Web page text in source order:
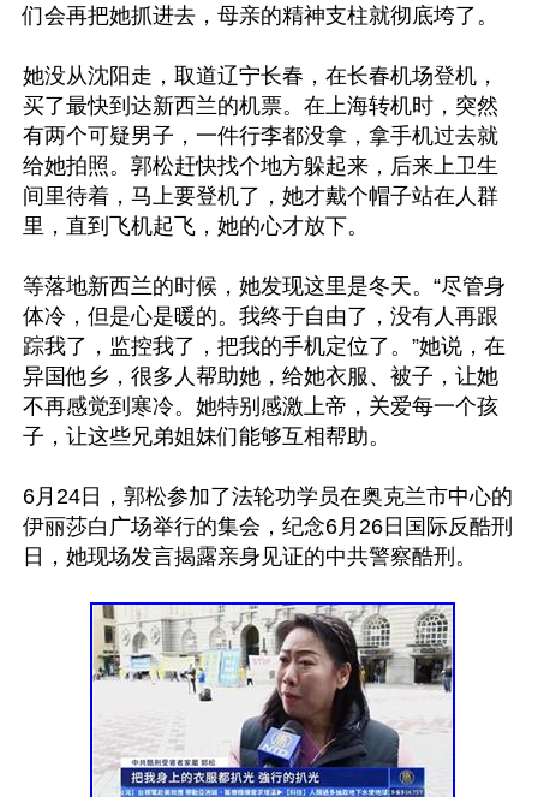
们会再把她抓进去，母亲的精神支柱就彻底垮了。
她没从沈阳走，取道辽宁长春，在长春机场登机，
买了最快到达新西兰的机票。在上海转机时，突然
有两个可疑男子，一件行李都没拿，拿手机过去就
给她拍照。郭松赶快找个地方躲起来，后来上卫生
间里待着，马上要登机了，她才戴个帽子站在人群
里，直到飞机起飞，她的心才放下。
等落地新西兰的时候，她发现这里是冬天。“尽管身
体冷，但是心是暖的。我终于自由了，没有人再跟
踪我了，监控我了，把我的手机定位了。”她说，在
异国他乡，很多人帮助她，给她衣服、被子，让她
不再感觉到寒冷。她特别感激上帝，关爱每一个孩
子，让这些兄弟姐妹们能够互相帮助。
6月24日，郭松参加了法轮功学员在奥克兰市中心的
伊丽莎白广场举行的集会，纪念6月26日国际反酷刑
日，她现场发言揭露亲身见证的中共警察酷刑。